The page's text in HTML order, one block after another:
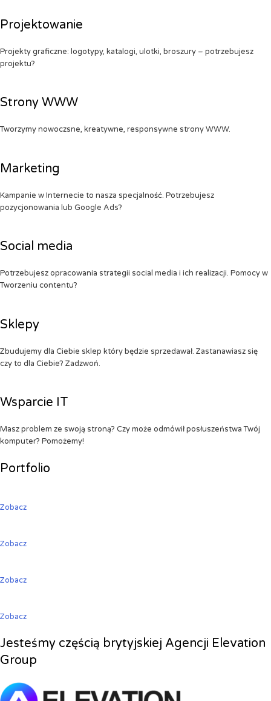
Projektowanie
Projekty graficzne: logotypy, katalogi, ulotki, broszury – potrzebujesz
projektu?
Strony WWW
Tworzymy nowoczsne, kreatywne, responsywne strony WWW.
Marketing
Kampanie w Internecie to nasza specjalność. Potrzebujesz
pozycjonowania lub Google Ads?
Social media
Potrzebujesz opracowania strategii social media i ich realizacji. Pomocy w
Tworzeniu contentu?
Sklepy
Zbudujemy dla Ciebie sklep który będzie sprzedawał. Zastanawiasz się
czy to dla Ciebie? Zadzwoń.
Wsparcie IT
Masz problem ze swoją stroną? Czy może odmówił posłuszeństwa Twój
komputer? Pomożemy!
Portfolio
Zobacz
Zobacz
Zobacz
Zobacz
Jesteśmy częścią brytyjskiej Agencji Elevation
Group